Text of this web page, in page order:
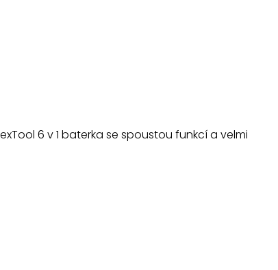
6 v 1 baterka se spoustou funkcí a velmi